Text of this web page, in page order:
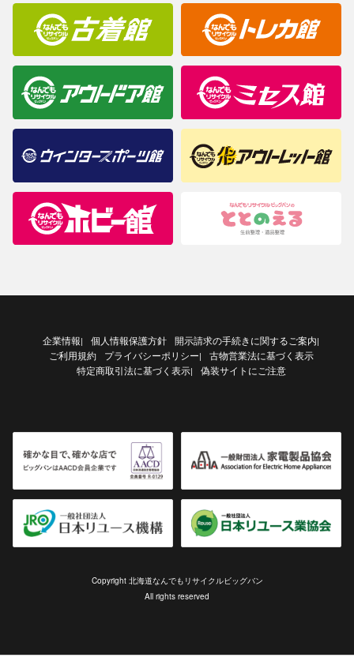
企業情報| 個人情報保護方針 開示請求の手続きに関するご案内|
ご利用規約 プライバシーポリシー|
古物営業法に基づく表示
特定商取引法に基づく表示| 偽装サイトにご注意
Copyright 北海道なんでもリサイクルビッグバン
All rights reserved